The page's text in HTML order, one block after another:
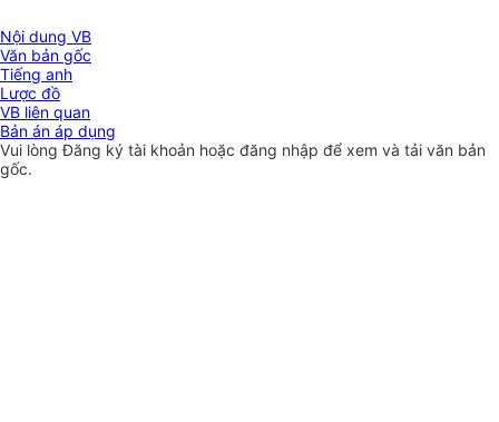
Nội dung VB
Văn bản gốc
Tiếng anh
Lược đồ
VB liên quan
Bản án áp dụng
Vui lòngĐăng ký tài khoản hoặc đăng nhập để xem và tải văn bản
gốc.